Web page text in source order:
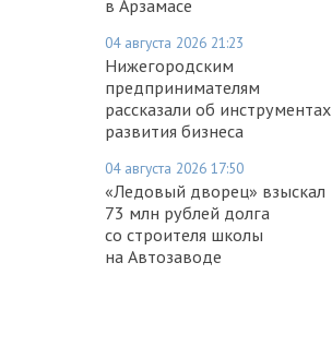
в Арзамасе
04 августа 2026 21:23
Нижегородским
предпринимателям
рассказали об инструментах
развития бизнеса
04 августа 2026 17:50
«Ледовый дворец» взыскал
73 млн рублей долга
со строителя школы
на Автозаводе